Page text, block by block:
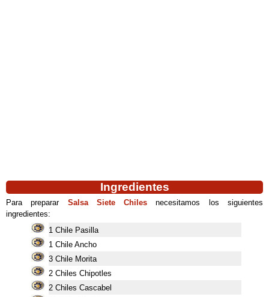
Ingredientes
Para preparar Salsa Siete Chiles necesitamos los siguientes
ingredientes:
1 Chile Pasilla
1 Chile Ancho
3 Chile Morita
2 Chiles Chipotles
2 Chiles Cascabel